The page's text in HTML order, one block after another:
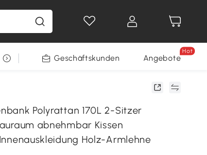
Gewinnspiele
RestpostenGeschäftskunden Angebote
Hot
Polyrattan 170L 2-Sitzer
abnehmbar Kissen
Holz-Armlehne